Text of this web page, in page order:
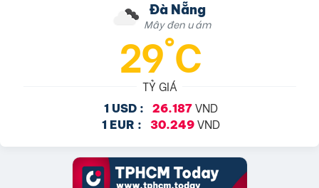
Đà Nẵng
Mây đen u ám
29°C
TỶ GIÁ
1 USD : 26.187 VND
1 EUR : 30.249 VND